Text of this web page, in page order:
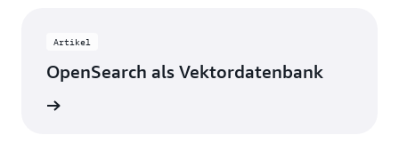
Artikel
OpenSearch als Vektordatenbank